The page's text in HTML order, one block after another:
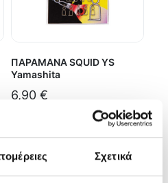
Σχετικά
ΠΑΡΑΜΑΝΑ SQUID YS
Yamashita
6,90 €
Προσθήκη στο καλάθι